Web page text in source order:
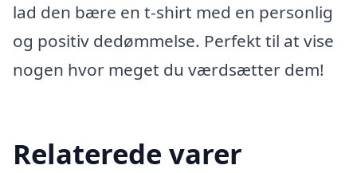
lad den bære en t-shirt med en personlig
og positiv dedømmelse. Perfekt til at vise
nogen hvor meget du værdsætter dem!
Relaterede varer